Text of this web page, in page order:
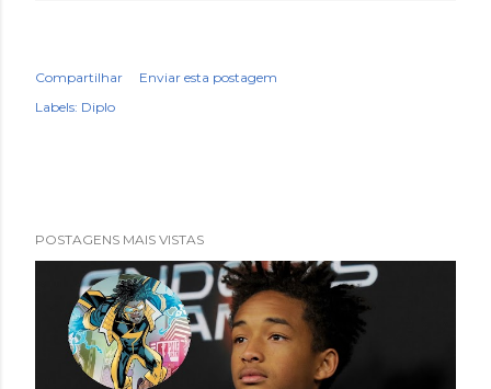
Compartilhar
Enviar esta postagem
Labels: Diplo
POSTAGENS MAIS VISTAS